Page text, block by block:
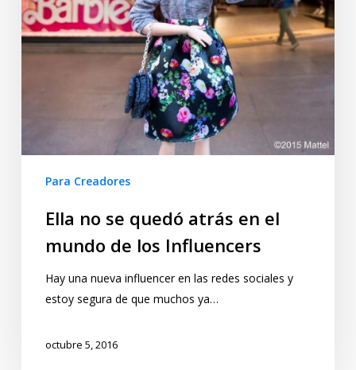
Para Creadores
Ella no se quedó atrás en el
mundo de los Influencers
Hay una nueva influencer en las redes sociales y
estoy segura de que muchos ya…
octubre 5, 2016